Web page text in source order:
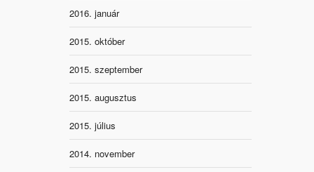
2016. január
2015. október
2015. szeptember
2015. augusztus
2015. július
2014. november